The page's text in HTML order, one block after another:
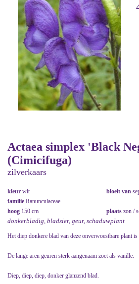
Actaea simplex 'Black
(Cimicifuga)
zilverkaars
kleur wit bloeit van
familie Ranunculaceae
hoog 150 cm plaats zon /
donkerbladig, bladsier, geur, schaduwplant
Het diep donkere blad van deze onverwoestbare plant
De lange aren geuren sterk aangenaam zoet als vanille.
Diep, diep, diep, donker glanzend blad.